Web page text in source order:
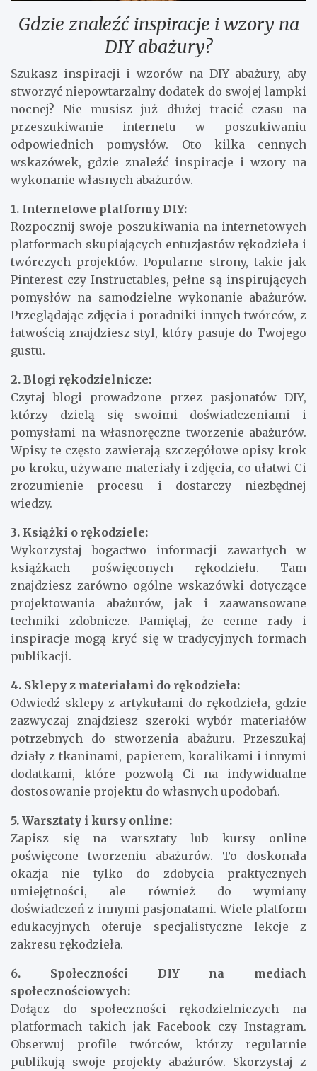
Gdzie znaleźć inspiracje i wzory na
DIY abażury?
Szukasz inspiracji i wzorów na DIY abażury, aby
stworzyć niepowtarzalny dodatek do swojej lampki
nocnej? Nie musisz już dłużej tracić czasu na
przeszukiwanie internetu w poszukiwaniu
odpowiednich pomysłów. Oto kilka cennych
wskazówek, gdzie znaleźć inspiracje i wzory na
wykonanie własnych abażurów.
1. Internetowe platformy DIY:
Rozpocznij swoje poszukiwania na internetowych
platformach skupiających entuzjastów rękodzieła i
twórczych projektów. Popularne strony, takie jak
Pinterest czy Instructables, pełne są inspirujących
pomysłów na samodzielne wykonanie abażurów.
Przeglądając zdjęcia i poradniki innych twórców, z
łatwością znajdziesz styl, który pasuje do Twojego
gustu.
2. Blogi rękodzielnicze:
Czytaj blogi prowadzone przez pasjonatów DIY,
którzy dzielą się swoimi doświadczeniami i
pomysłami na własnoręczne tworzenie abażurów.
Wpisy te często zawierają szczegółowe opisy krok
po kroku, używane materiały i zdjęcia, co ułatwi Ci
zrozumienie procesu i dostarczy niezbędnej
wiedzy.
3. Książki o rękodziele:
Wykorzystaj bogactwo informacji zawartych w
książkach poświęconych rękodziełu. Tam
znajdziesz zarówno ogólne wskazówki dotyczące
projektowania abażurów, jak i zaawansowane
techniki zdobnicze. Pamiętaj, że cenne rady i
inspiracje mogą kryć się w tradycyjnych formach
publikacji.
4. Sklepy z materiałami do rękodzieła:
Odwiedź sklepy z artykułami do rękodzieła, gdzie
zazwyczaj znajdziesz szeroki wybór materiałów
potrzebnych do stworzenia abażuru. Przeszukaj
działy z tkaninami, papierem, koralikami i innymi
dodatkami, które pozwolą Ci na indywidualne
dostosowanie projektu do własnych upodobań.
5. Warsztaty i kursy online:
Zapisz się na warsztaty lub kursy online
poświęcone tworzeniu abażurów. To doskonała
okazja nie tylko do zdobycia praktycznych
umiejętności, ale również do wymiany
doświadczeń z innymi pasjonatami. Wiele platform
edukacyjnych oferuje specjalistyczne lekcje z
zakresu rękodzieła.
6. Społeczności DIY na mediach
społecznościowych:
Dołącz do społeczności rękodzielniczych na
platformach takich jak Facebook czy Instagram.
Obserwuj profile twórców, którzy regularnie
publikują swoje projekty abażurów. Skorzystaj z